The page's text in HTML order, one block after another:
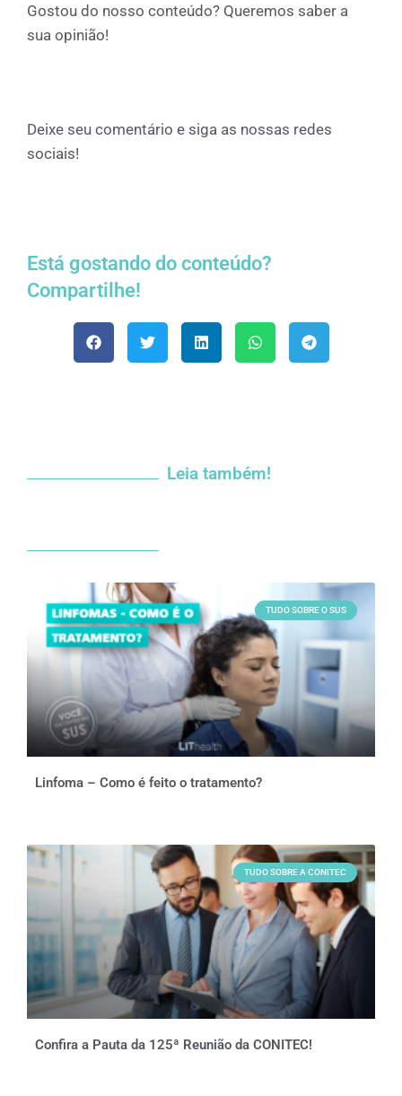
Gostou do nosso conteúdo? Queremos saber a
sua opinião!
Deixe seu comentário e siga as nossas redes
sociais!
Está gostando do conteúdo?
Compartilhe!
Leia também!
TUDO SOBRE O SUS
Linfoma – Como é feito o tratamento?
TUDO SOBRE A CONITEC
Confira a Pauta da 125ª Reunião da CONITEC!